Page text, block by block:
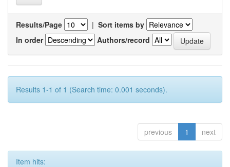
Results/Page | Sort items by
In order
Authors/record
Results 1-1 of 1 (Search time: 0.001 seconds).
previous 1 next
Item hits: